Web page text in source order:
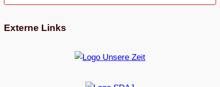
Externe Links